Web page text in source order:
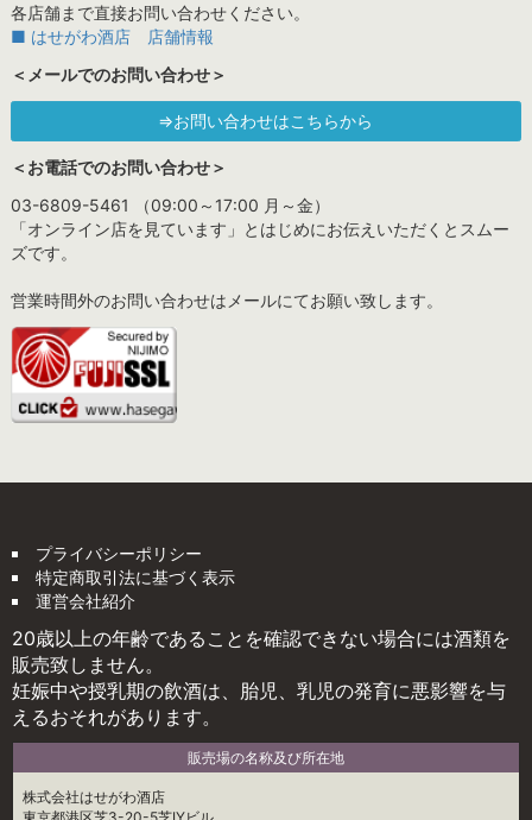
各店舗まで直接お問い合わせください。
■ はせがわ酒店 店舗情報
＜メールでのお問い合わせ＞
⇒お問い合わせはこちらから
＜お電話でのお問い合わせ＞
03-6809-5461 （09:00～17:00 月～金）
「オンライン店を見ています」とはじめにお伝えいただくとスムー
ズです。
営業時間外のお問い合わせはメールにてお願い致します。
プライバシーポリシー
特定商取引法に基づく表示
運営会社紹介
20歳以上の年齢であることを確認できない場合には酒類を
販売致しません。
妊娠中や授乳期の飲酒は、胎児、乳児の発育に悪影響を与
えるおそれがあります。
販売場の名称及び所在地
株式会社はせがわ酒店